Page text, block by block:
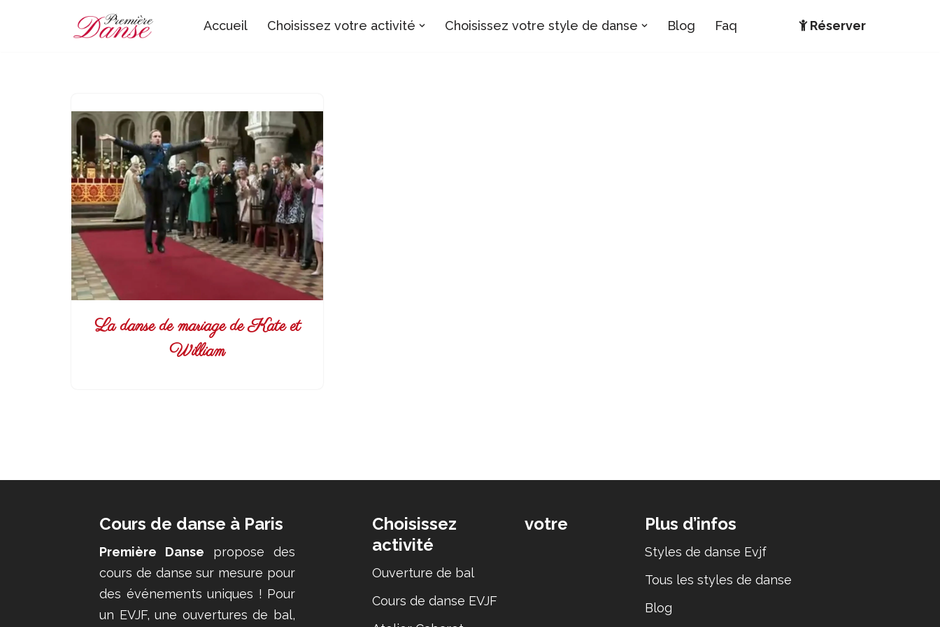
Accueil Choisissez votre activité Choisissez votre style de danse Blog Faq Réserver
La danse de mariage de Kate et
William
Cours de danse à Paris
Première Danse propose des
cours de danse sur mesure pour
des événements uniques ! Pour
un EVJF, une ouvertures de bal,
Choisissez votre
activité
Ouverture de bal
Cours de danse EVJF
Plus d’infos
Styles de danse Evjf
Tous les styles de danse
Blog